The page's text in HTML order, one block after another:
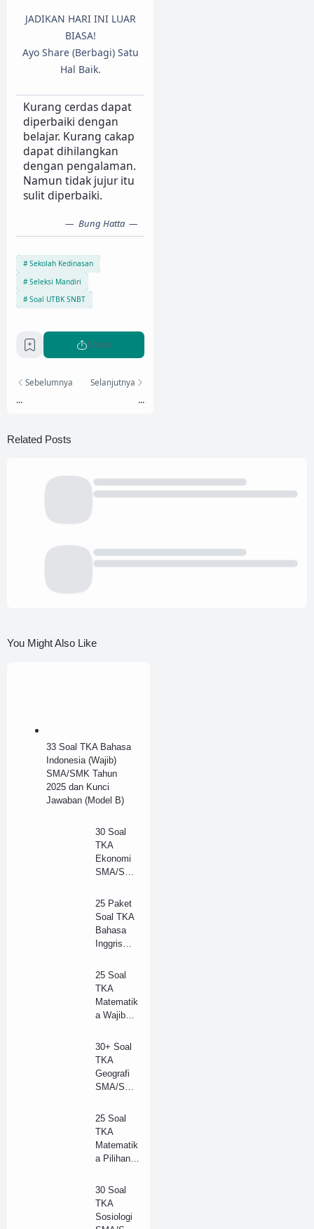
JADIKAN HARI INI LUAR
BIASA!
Ayo Share (Berbagi) Satu
Hal Baik.
Kurang cerdas dapat
diperbaiki dengan
belajar. Kurang cakap
dapat dihilangkan
dengan pengalaman.
Namun tidak jujur itu
sulit diperbaiki.
Bung Hatta
Sekolah Kedinasan
Seleksi Mandiri
Soal UTBK SNBT
Share
Sebelumnya
...
Selanjutnya
...
Related Posts
You Might Also Like
33 Soal TKA Bahasa
Indonesia (Wajib)
SMA/SMK Tahun
2025 dan Kunci
Jawaban (Model B)
30 Soal
TKA
Ekonomi
SMA/SM
2025 dan
Kunci
Jawaban
(B)
25 Paket
Soal TKA
Bahasa
Inggris
SMA/SM
K 2025 +
Kunci
Jawaban
(Model B)
25 Soal
TKA
Matematik
a Wajib
Tahun
2025 +
Kunci
Jawaban
30+ Soal
TKA
Geografi
SMA/SM
2025 dan
Kunci
Jawaban
(A)
25 Soal
TKA
Matematik
a Pilihan
Tahun
2025 +
Kunci
Jawaban
30 Soal
TKA
Sosiologi